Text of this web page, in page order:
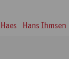
Hans Ihmsen